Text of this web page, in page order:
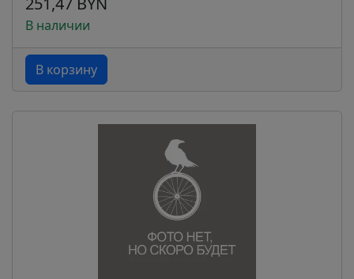
В наличии
В корзину